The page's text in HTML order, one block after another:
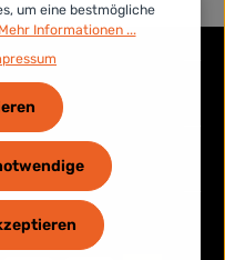
um eine bestmögliche
Mehr Informationen ...